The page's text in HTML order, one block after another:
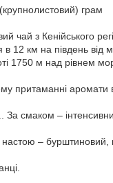
грам
чай з Кенійського
в 12 км на південь від
1750 м над рівнем
притаманні аромати
За смаком –
настою – бурштиновий,